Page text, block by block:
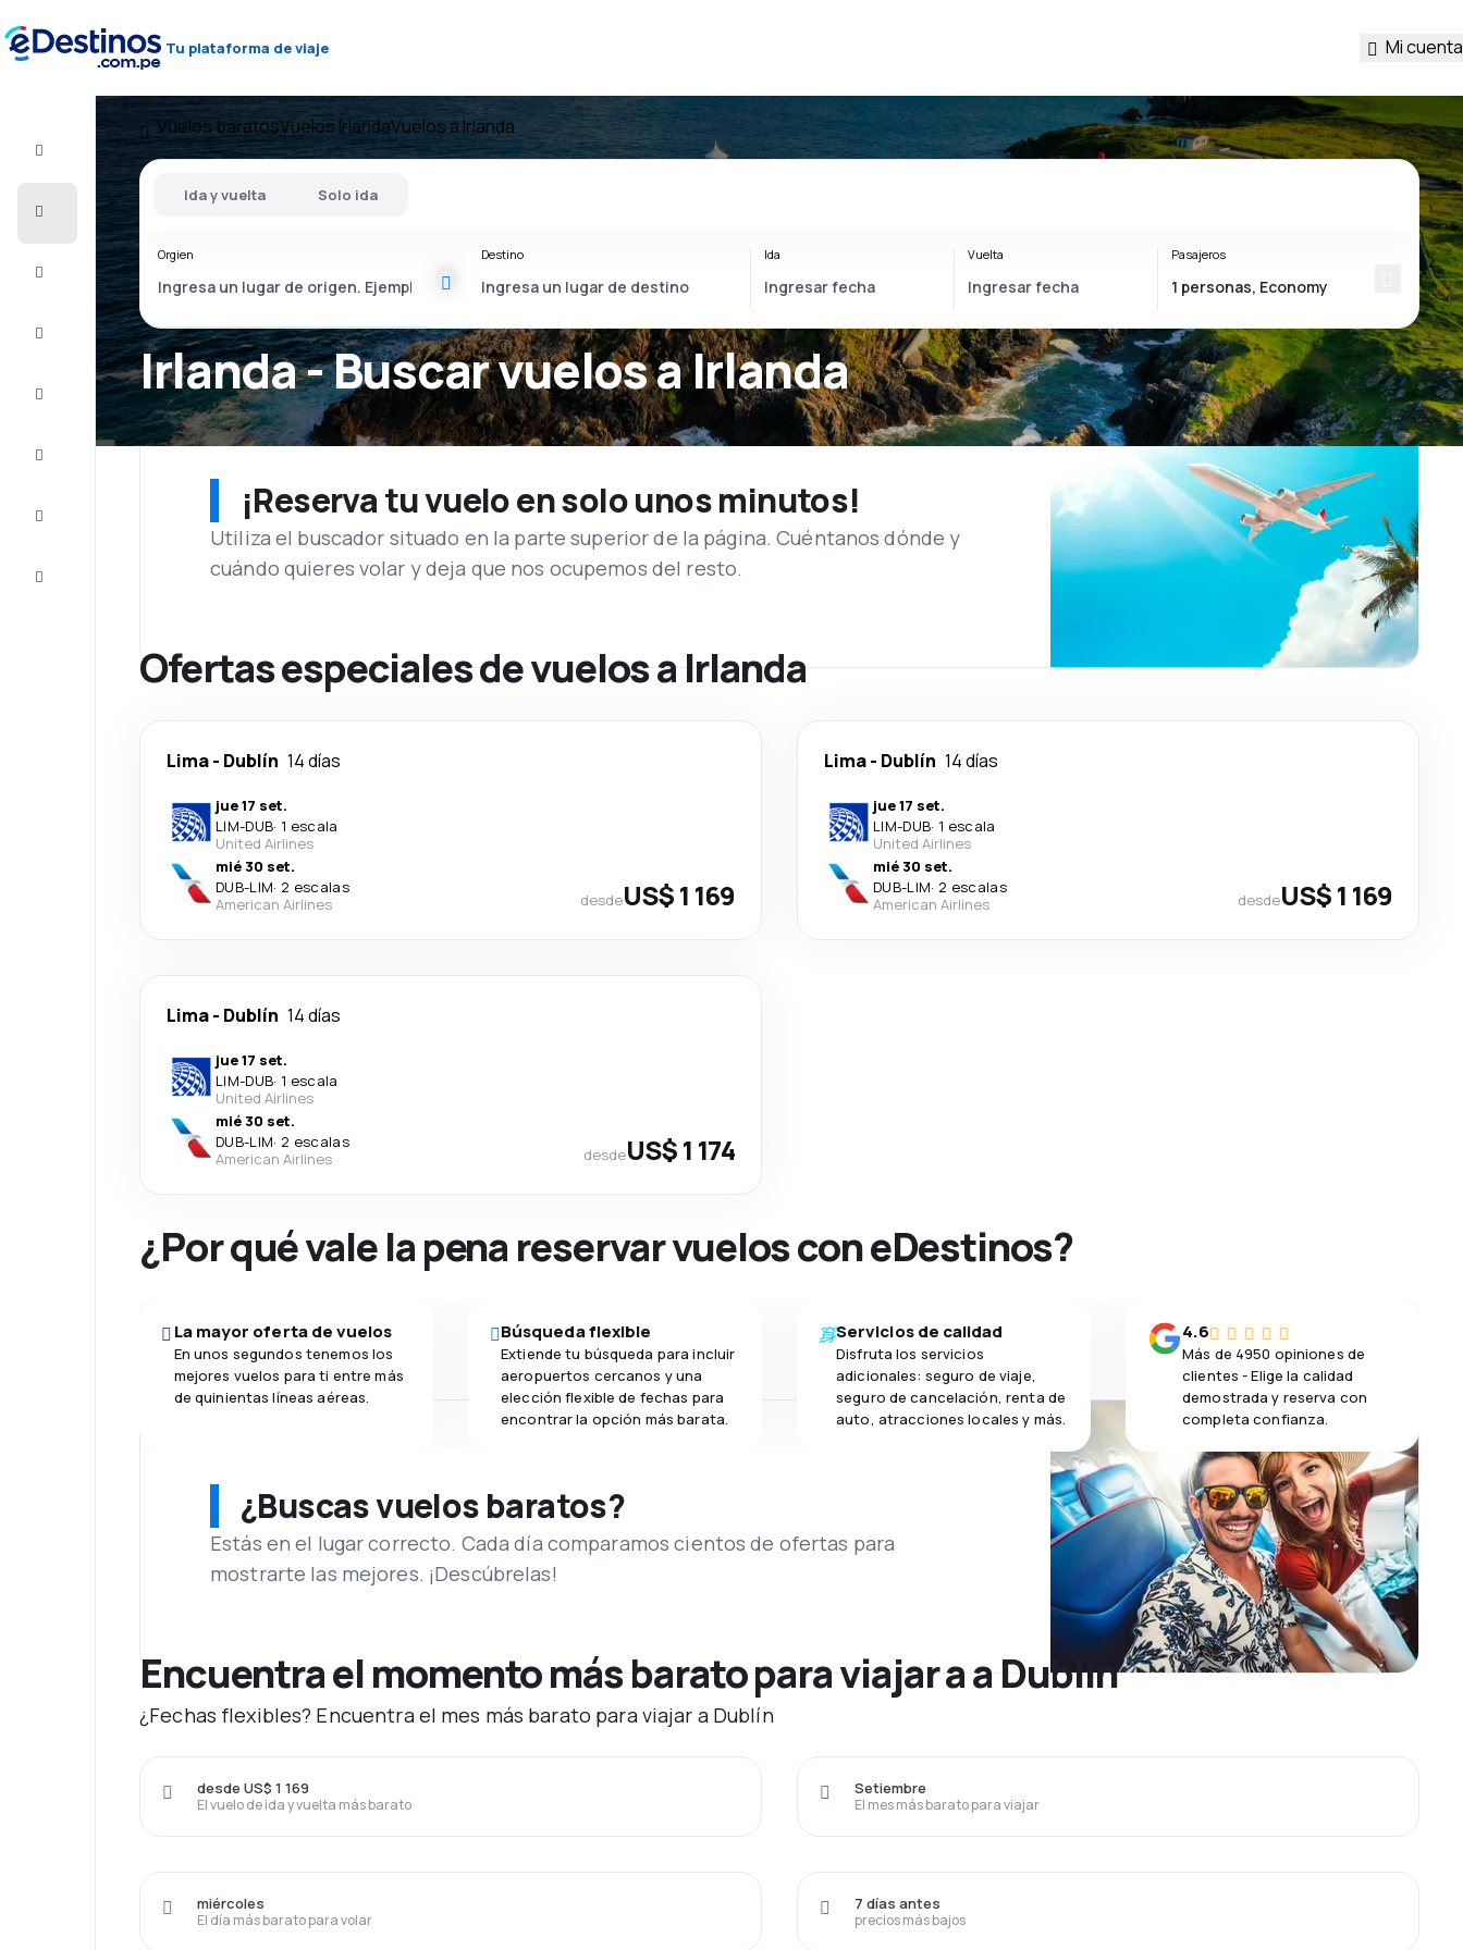
Tu plataforma de viaje Mi cuenta
Vuelo+Hotel
Alojamientos
Ofertas
Completa
Vuelos baratosVuelos IrlandaVuelos a Irlanda
Irlanda - Buscar vuelos a Irlanda
Ida y vuelta Solo ida
Orgien Destino Ida Vuelta Pasajeros
¡Reserva tu vuelo en solo unos minutos!
Utiliza el buscador situado en la parte superior de la página. Cuéntanos dónde y
cuándo quieres volar y deja que nos ocupemos del resto.
Ofertas especiales de vuelos a Irlanda
Lima- Dublín 14 días
jue 17 set.
LIM-DUB· 1 escala
United Airlines
mié 30 set.
DUB-LIM· 2 escalas
American Airlines
desdeUS$ 1 169
Lima- Dublín 14 días
jue 17 set.
LIM-DUB· 1 escala
United Airlines
mié 30 set.
DUB-LIM· 2 escalas
American Airlines
desdeUS$ 1 169
Lima- Dublín 14 días
jue 17 set.
LIM-DUB· 1 escala
United Airlines
mié 30 set.
DUB-LIM· 2 escalas
American Airlines
desdeUS$ 1 174
¿Por qué vale la pena reservar vuelos con eDestinos?
La mayor oferta de vuelos
En unos segundos tenemos los
mejores vuelos para ti entre más
de quinientas líneas aéreas.
Búsqueda flexible
Extiende tu búsqueda para incluir
aeropuertos cercanos y una
elección flexible de fechas para
encontrar la opción más barata.
Servicios de calidad
Disfruta los servicios
adicionales: seguro de viaje,
seguro de cancelación, renta de
auto, atracciones locales y más.
4.6
Más de 4950 opiniones de
clientes - Elige la calidad
demostrada y reserva con
completa confianza.
¿Buscas vuelos baratos?
Estás en el lugar correcto. Cada día comparamos cientos de ofertas para
mostrarte las mejores. ¡Descúbrelas!
Encuentra el momento más barato para viajar a a Dublín
¿Fechas flexibles? Encuentra el mes más barato para viajar a Dublín
El vuelo de ida y vuelta más barato
desde US$ 1 169
El mes más barato para viajar
Setiembre
El día más barato para volar
miércoles
precios más bajos
7 días antes